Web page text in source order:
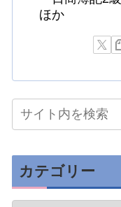
ほか
カテゴリー